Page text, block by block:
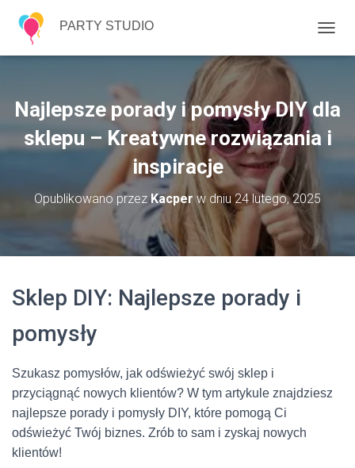
PARTY STUDIO
R
Ł
Ą
C
Z
Najlepsze porady i pomysły DIY dla
sklepu – Kreatywne rozwiązania i
inspiracje
Opublikowano przez Kacperw dniu24 lutego, 2025
Sklep DIY: Najlepsze porady i
pomysły
Szukasz pomysłów, jak odświeżyć swój sklep i
przyciągnąć nowych klientów? W tym artykule znajdziesz
najlepsze porady i pomysły DIY, które pomogą Ci
odświeżyć Twój biznes. Zrób to sam i zyskaj nowych
klientów!